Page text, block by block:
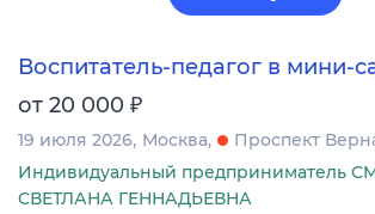
Воспитатель-педагог в мини-
от 20 000 ₽
19 июля 2026 Москва
Проспект
Индивидуальный предприниматель
СВЕТЛАНА ГЕННАДЬЕВНА